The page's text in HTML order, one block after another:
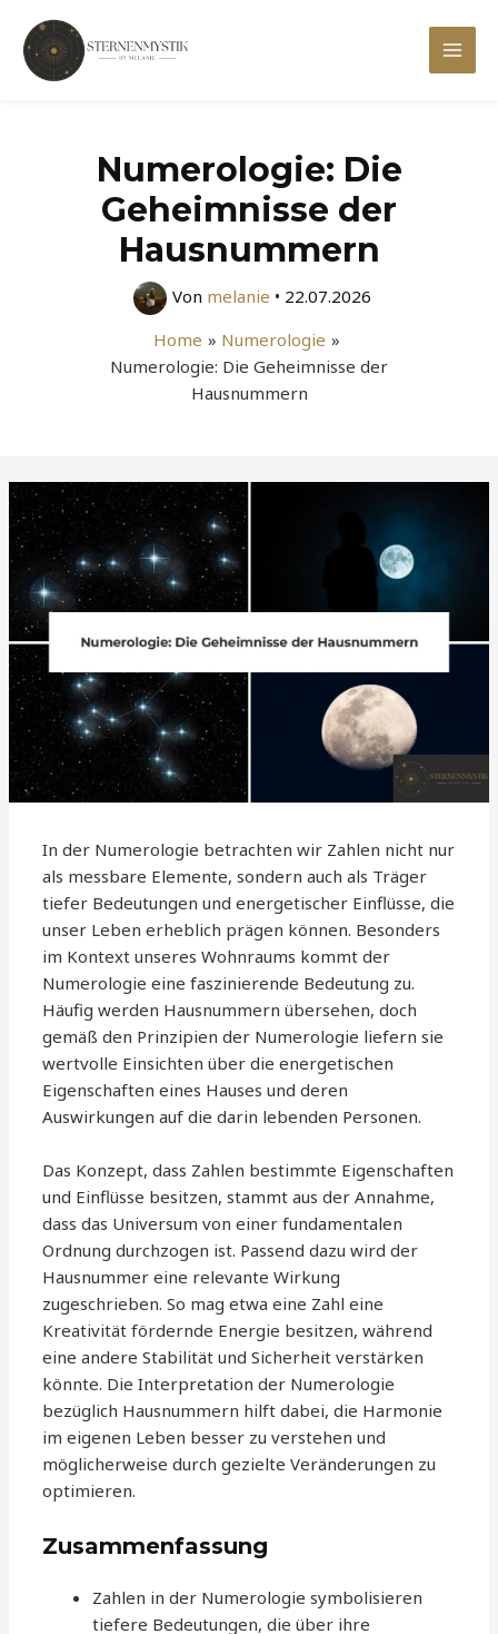
Inhalt
springen
Main
Numerologie: Die
Geheimnisse der
Hausnummern
Von melanie • 22.07.2026
Home
Numerologie
Numerologie: Die Geheimnisse der
Hausnummern
In der Numerologie betrachten wir Zahlen nicht nur
als messbare Elemente, sondern auch als Träger
tiefer Bedeutungen und energetischer Einflüsse, die
unser Leben erheblich prägen können. Besonders
im Kontext unseres Wohnraums kommt der
Numerologie eine faszinierende Bedeutung zu.
Häufig werden Hausnummern übersehen, doch
gemäß den Prinzipien der Numerologie liefern sie
wertvolle Einsichten über die energetischen
Eigenschaften eines Hauses und deren
Auswirkungen auf die darin lebenden Personen.
Das Konzept, dass Zahlen bestimmte Eigenschaften
und Einflüsse besitzen, stammt aus der Annahme,
dass das Universum von einer fundamentalen
Ordnung durchzogen ist. Passend dazu wird der
Hausnummer eine relevante Wirkung
zugeschrieben. So mag etwa eine Zahl eine
Kreativität fördernde Energie besitzen, während
eine andere Stabilität und Sicherheit verstärken
könnte. Die Interpretation der Numerologie
bezüglich Hausnummern hilft dabei, die Harmonie
im eigenen Leben besser zu verstehen und
möglicherweise durch gezielte Veränderungen zu
optimieren.
Zusammenfassung
Zahlen in der Numerologie symbolisieren
tiefere Bedeutungen, die über ihre